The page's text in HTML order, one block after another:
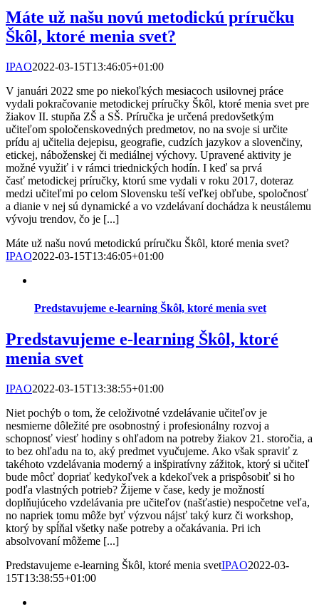
Máte už našu novú metodickú príručku
Škôl, ktoré menia svet?
IPAO2022-03-15T13:46:05+01:00
V januári 2022 sme po niekoľkých mesiacoch usilovnej práce
vydali pokračovanie metodickej príručky Škôl, ktoré menia svet pre
žiakov II. stupňa ZŠ a SŠ. Príručka je určená predovšetkým
učiteľom spoločenskovedných predmetov, no na svoje si určite
prídu aj učitelia dejepisu, geografie, cudzích jazykov a slovenčiny,
etickej, náboženskej či mediálnej výchovy. Upravené aktivity je
možné využiť i v rámci triednických hodín. I keď sa prvá
časť metodickej príručky, ktorú sme vydali v roku 2017, doteraz
medzi učiteľmi po celom Slovensku teší veľkej obľube, spoločnosť
a dianie v nej sú dynamické a vo vzdelávaní dochádza k neustálemu
vývoju trendov, čo je [...]
Máte už našu novú metodickú príručku Škôl, ktoré menia svet?
IPAO2022-03-15T13:46:05+01:00
Predstavujeme e-learning Škôl, ktoré menia svet
Predstavujeme e-learning Škôl, ktoré
menia svet
IPAO2022-03-15T13:38:55+01:00
Niet pochýb o tom, že celoživotné vzdelávanie učiteľov je
nesmierne dôležité pre osobnostný i profesionálny rozvoj a
schopnosť viesť hodiny s ohľadom na potreby žiakov 21. storočia, a
to bez ohľadu na to, aký predmet vyučujeme. Ako však spraviť z
takéhoto vzdelávania moderný a inšpiratívny zážitok, ktorý si učiteľ
bude môcť dopriať kedykoľvek a kdekoľvek a prispôsobiť si ho
podľa vlastných potrieb? Žijeme v čase, kedy je možností
doplňujúceho vzdelávania pre učiteľov (našťastie) nespočetne veľa,
no napriek tomu môže byť výzvou nájsť taký kurz či workshop,
ktorý by spĺňal všetky naše potreby a očakávania. Pri ich
absolvovaní môžeme [...]
Predstavujeme e-learning Škôl, ktoré menia svetIPAO2022-03-
15T13:38:55+01:00